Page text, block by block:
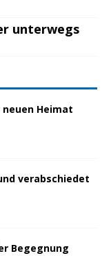
unterwegs
Heimat
verabschiedet
Begegnung